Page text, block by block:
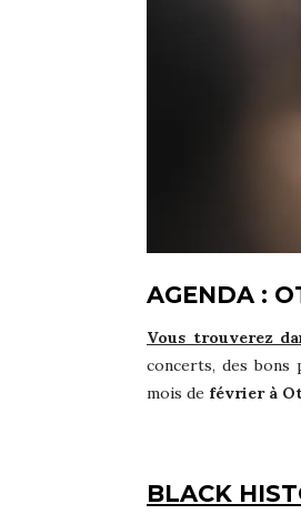
AGENDA :
Vous trouverez
concerts, des bons
mois de février à
BLACK